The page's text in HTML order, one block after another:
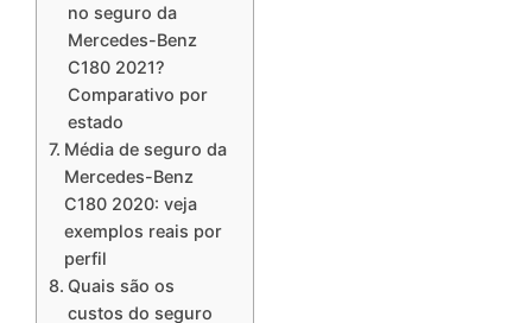
no seguro da
Mercedes-Benz
C180 2021?
Comparativo por
estado
Média de seguro da
Mercedes-Benz
C180 2020: veja
exemplos reais por
perfil
Quais são os
custos do seguro